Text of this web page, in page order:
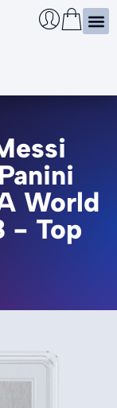
World
- Top